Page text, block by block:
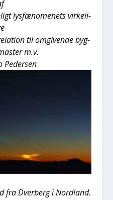
lys­fæ­no­me­nets vir­ke­li­
til omgi­ven­de byg-
m.v.
Peder­sen
fra Dver­berg i Nord­land.